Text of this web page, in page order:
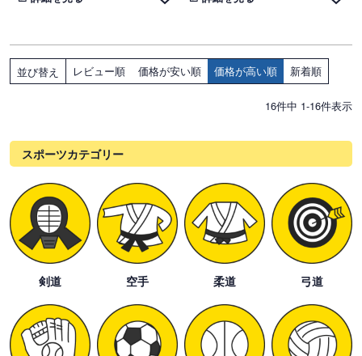
並び替え レビュー順 価格が安い順 価格が高い順 新着順
16件中 1-16件表示
スポーツカテゴリー
剣道 空手 柔道 弓道